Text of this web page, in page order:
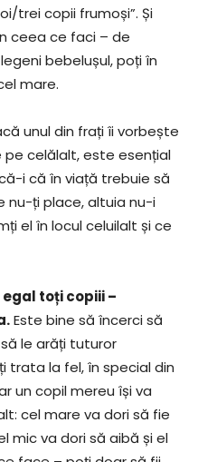
trei copii frumoși”. Și
ceea ce faci – de
bebelușul, poți în
mare.
unul din frați îi vorbește
pe celălalt, este esențial
i că în viață trebuie să
nu-ți place, altuia nu-i
el în locul celuilalt și ce
toți copiii –
Este bine să încerci să
le arăți tuturor
trata la fel, în special din
un copil mereu își va
cel mare va dori să fie
mic va dori să aibă și el